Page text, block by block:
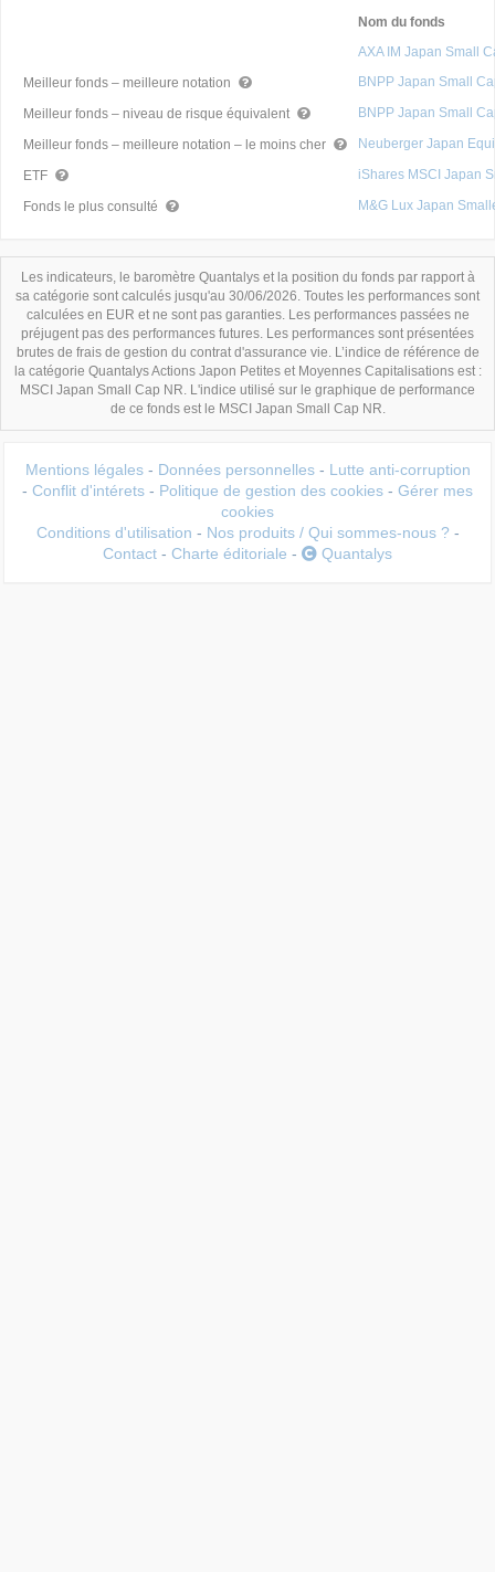
Nom du fonds
AXA IM Japan Small
Meilleur fonds – meilleure notation
BNPP Japan Small
Meilleur fonds – niveau de risque équivalent BNPP Japan Small
Meilleur fonds – meilleure notation – le moins cher Neuberger Japan
ETF iShares MSCI Japan
Fonds le plus consulté M&G Lux Japan
Les indicateurs, le baromètre Quantalys et la position du fonds par rapport à
sa catégorie sont calculés jusqu'au 30/06/2026. Toutes les performances sont
calculées en EUR et ne sont pas garanties. Les performances passées ne
préjugent pas des performances futures. Les performances sont présentées
brutes de frais de gestion du contrat d'assurance vie. L’indice de référence de
la catégorie Quantalys Actions Japon Petites et Moyennes Capitalisations est :
MSCI Japan Small Cap NR. L'indice utilisé sur le graphique de performance
de ce fonds est le MSCI Japan Small Cap NR.
Mentions légales - Données personnelles - Lutte anti-corruption
- Conflit d'intérets - Politique de gestion des cookies - Gérer mes
cookies
Conditions d'utilisation - Nos produits / Qui sommes-nous ? -
Contact - Charte éditoriale - Quantalys